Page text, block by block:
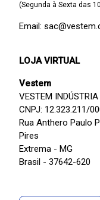
(Segunda à Sexta das
Email:
LOJA VIRTUAL
Vestem
VESTEM
CNPJ: 12.323.211/
Rua Anthero Paulo
Pires
Extrema - MG
Brasil - 37642-620